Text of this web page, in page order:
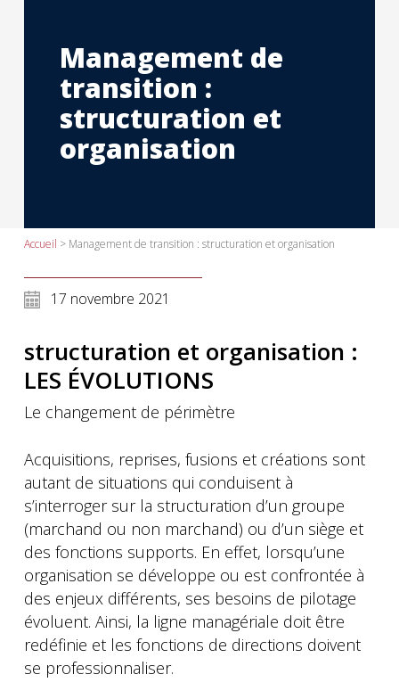
Management de
transition :
structuration et
organisation
Accueil > Management de transition : structuration et organisation
17 novembre 2021
structuration et organisation :
LES ÉVOLUTIONS
Le changement de périmètre
Acquisitions, reprises, fusions et créations sont
autant de situations qui conduisent à
s’interroger sur la structuration d’un groupe
(marchand ou non marchand) ou d’un siège et
des fonctions supports. En effet, lorsqu’une
organisation se développe ou est confrontée à
des enjeux différents, ses besoins de pilotage
évoluent. Ainsi, la ligne managériale doit être
redéfinie et les fonctions de directions doivent
se professionnaliser.